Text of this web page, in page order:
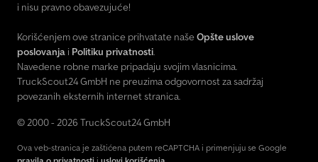
i nisu pravno obavezujuće!
Korišćenjem ove stranice prihvatate naše Opšte uslove
poslovanja i Politiku privatnosti.
Navedene robne marke pripadaju svojim vlasnicima.
TruckScout24 GmbH ne preuzima odgovornost za sadržaj
povezanih eksternih internet stranica.
© 2000 - 2026 TruckScout24 GmbH
Ova veb-stranica je zaštićena putem reCAPTCHA i primenjuju se Google